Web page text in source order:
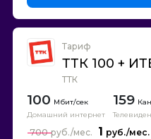
Тариф
ТТК 100 +
ТТК
100
Домашний интернет
159
1
700